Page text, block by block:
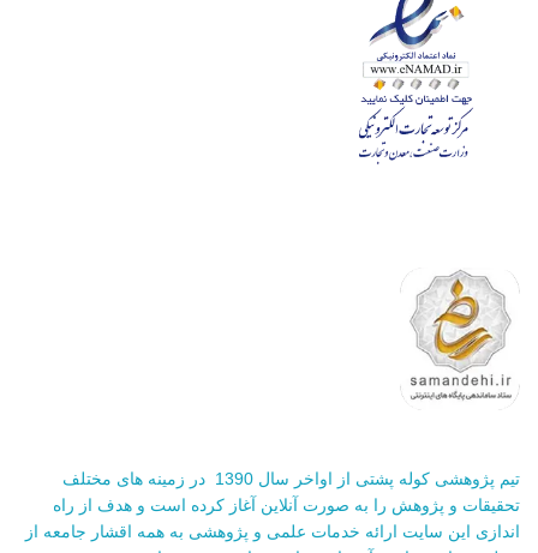
تیم پژوهشی کوله پشتی از اواخر سال 1390 در زمینه های مختلف
تحقیقات و پژوهش را به صورت آنلاین آغاز کرده است و هدف از راه
اندازی این سایت ارائه خدمات علمی و پژوهشی به همه اقشار جامعه از